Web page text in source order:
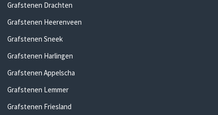
Grafstenen Drachten
Grafstenen Heerenveen
Grafstenen Sneek
Grafstenen Harlingen
Grafstenen Appelscha
Grafstenen Lemmer
Grafstenen Friesland